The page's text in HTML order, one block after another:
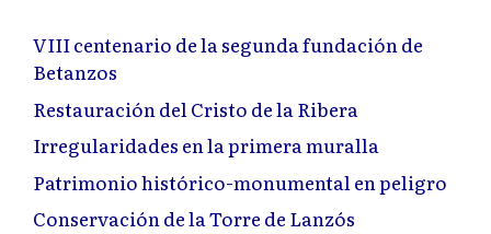
VIII centenario de la segunda fundación de
Betanzos
Restauración del Cristo de la Ribera
Irregularidades en la primera muralla
Patrimonio histórico-monumental en peligro
Conservación de la Torre de Lanzós